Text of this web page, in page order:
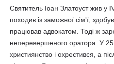
Святитель Іоан Златоуст жив у IV
походив із заможної сім'ї,
працював адвокатом. Тоді ж
неперевершеного оратора. У 25
християнство і охрестився, а